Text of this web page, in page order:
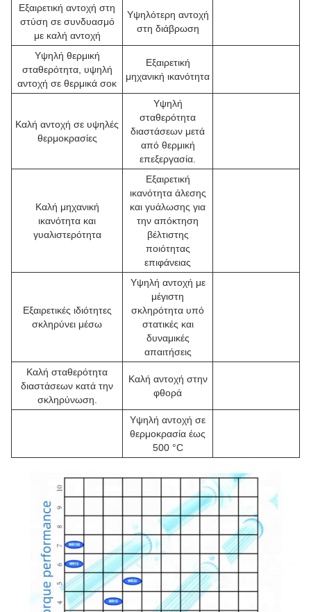
Εξαιρετική αντοχή στη
στύση σε συνδυασμό
με καλή αντοχή
Υψηλότερη αντοχή
στη διάβρωση
Υψηλή θερμική
σταθερότητα, υψηλή
αντοχή σε θερμικά σοκ
Εξαιρετική
μηχανική ικανότητα
Καλή αντοχή σε υψηλές
θερμοκρασίες
Υψηλή
σταθερότητα
διαστάσεων μετά
από θερμική
επεξεργασία.
Καλή μηχανική
ικανότητα και
γυαλιστερότητα
Εξαιρετική
ικανότητα άλεσης
και γυάλωσης για
την απόκτηση
βέλτιστης
ποιότητας
επιφάνειας
Εξαιρετικές ιδιότητες
σκληρύνει μέσω
Υψηλή αντοχή με
μέγιστη
σκληρότητα υπό
στατικές και
δυναμικές
απαιτήσεις
Καλή σταθερότητα
διαστάσεων κατά την
σκληρύνωση.
Καλή αντοχή στην
φθορά
Υψηλή αντοχή σε
θερμοκρασία έως
500 °C